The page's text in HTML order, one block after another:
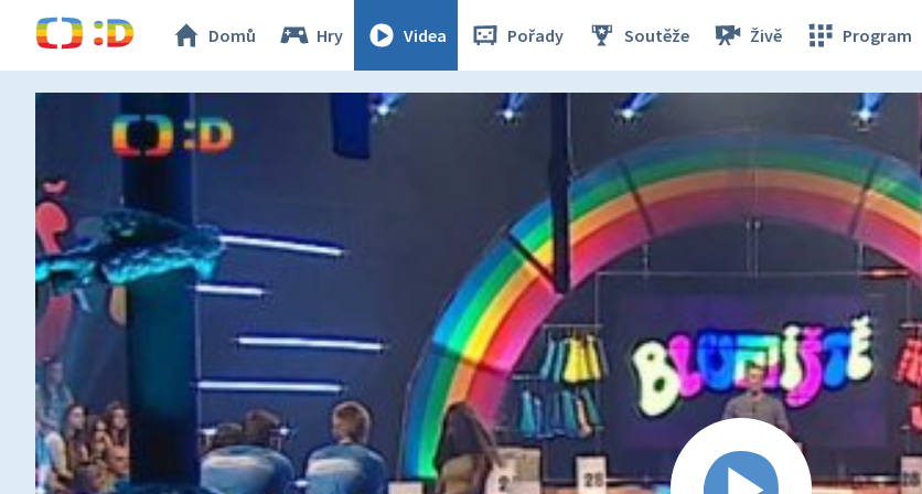
Domů Hry Videa Pořady Soutěže Živě Program